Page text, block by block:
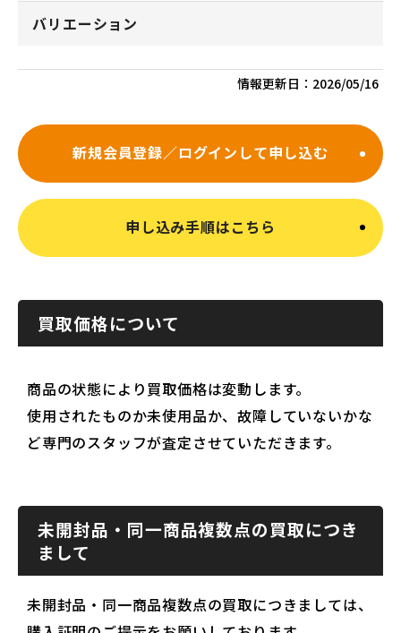
バリエーション
情報更新日： 2026/05/16
新規会員登録／ログインして申し込む
申し込み手順はこちら
買取価格について
商品の状態により買取価格は変動します。
使用されたものか未使用品か、故障していないかな
ど専門のスタッフが査定させていただきます。
未開封品・同一商品複数点の買取につき
まして
未開封品・同一商品複数点の買取につきましては、